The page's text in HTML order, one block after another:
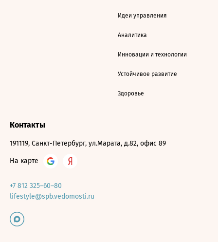
Идеи управления
Аналитика
Инновации и технологии
Устойчивое развитие
Здоровье
Контакты
191119, Санкт-Петербург, ул.Марата, д.82, офис 89
На карте
+7 812 325–60–80
lifestyle@spb.vedomosti.ru